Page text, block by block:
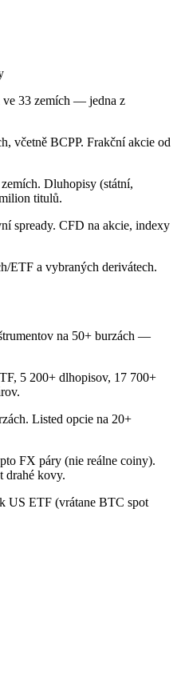
33 zemích — jedna z
včetně BCPP. Frakční akcie od
Dluhopisy (státní,
titulů.
spready. CFD na akcie, indexy
ETF a vybraných derivátech.
na 50+ burzách —
5 200+ dlhopisov, 17 700+
Listed opcie na 20+
FX páry (nie reálne coiny).
drahé kovy.
US ETF (vrátane BTC spot